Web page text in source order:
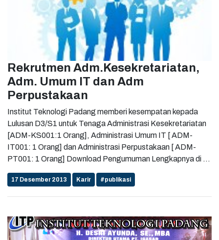
Rekrutmen Adm.Kesekretariatan,
Adm. Umum IT dan Adm
Perpustakaan
Institut Teknologi Padang memberi kesempatan kepada
Lulusan D3/S1 untuk Tenaga Administrasi Kesekretariatan
[ADM-KS001:1 Orang], Administrasi Umum IT [ ADM-
IT001: 1 Orang] dan Administrasi Perpustakaan [ ADM-
PT001: 1 Orang] Download Pengumuman Lengkapnya di :
Karyawan.pdf ...
17 Desember 2013 Karir #publikasi